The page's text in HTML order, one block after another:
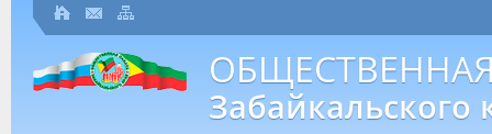
Забайкальского